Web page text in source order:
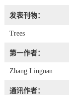
发表刊物：
Trees
第一作者：
Zhang Lingnan
通讯作者：